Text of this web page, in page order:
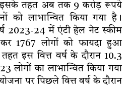
इसके तहत अब तक 9 करोड़ रूपये
को लाभान्वित किया गया है।
2023-24 में एंटी हेल नेट स्कीम
1767 लोगों को फायदा हुआ
इस वित्त वर्ष के दौरान 10.3
लोगों का लाभान्वित किया गया
पर पिछले वित्त वर्ष के दौरान